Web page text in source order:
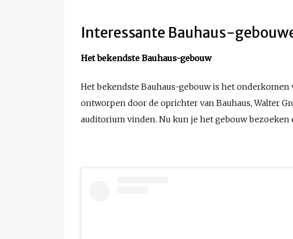
Interessante Bauhaus-
Het bekendste Bauhaus-gebouw
Het bekendste Bauhaus-gebouw is het onderkomen
ontworpen door de oprichter van Bauhaus, Walter
auditorium vinden. Nu kun je het gebouw bezoeken